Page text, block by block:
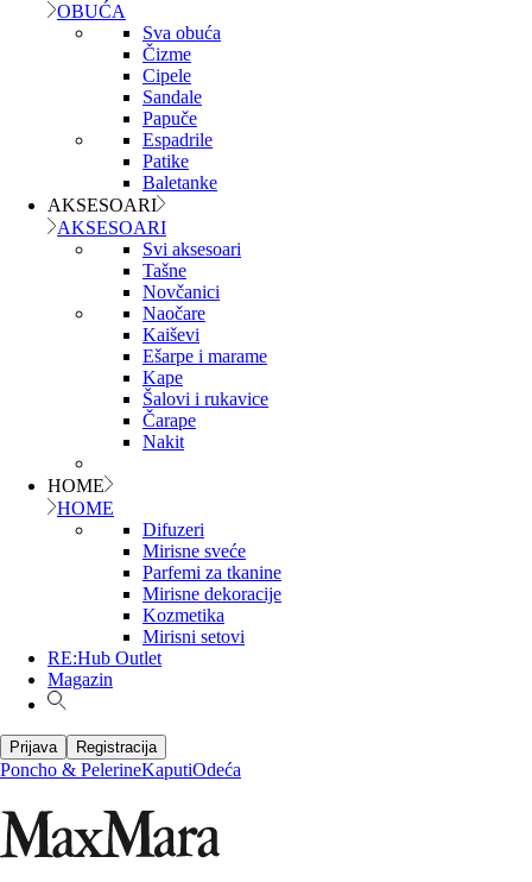
OBUĆA
Sva obuća
Čizme
Cipele
Sandale
Papuče
Espadrile
Patike
Baletanke
AKSESOARI
AKSESOARI
Svi aksesoari
Tašne
Novčanici
Naočare
Kaiševi
Ešarpe i marame
Kape
Šalovi i rukavice
Čarape
Nakit
HOME
HOME
Difuzeri
Mirisne sveće
Parfemi za tkanine
Mirisne dekoracije
Kozmetika
Mirisni setovi
RE:Hub Outlet
Magazin
Prijava Registracija
Poncho & PelerineKaputiOdeća